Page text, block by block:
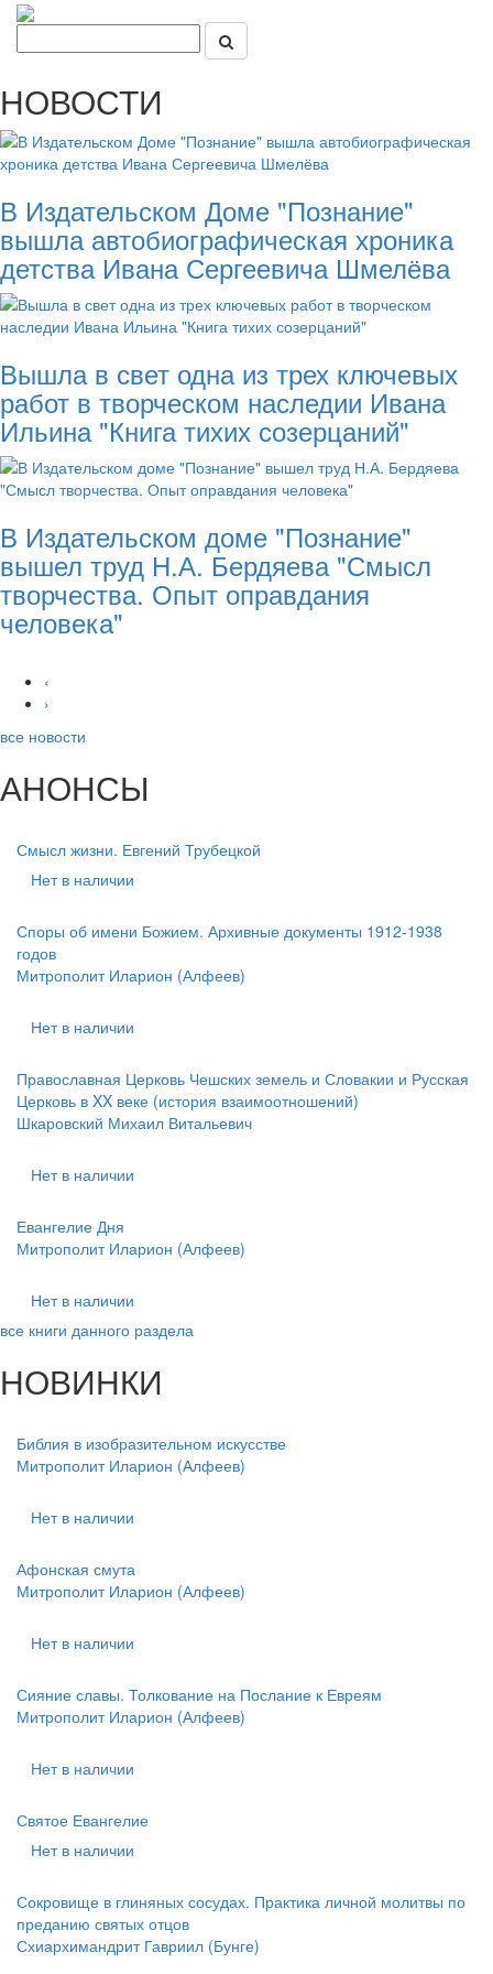
НОВОСТИ
В Издательском Доме "Познание"
вышла автобиографическая хроника
детства Ивана Сергеевича Шмелёва
Вышла в свет одна из трех ключевых
работ в творческом наследии Ивана
Ильина "Книга тихих созерцаний"
В Издательском доме "Познание"
вышел труд Н.А. Бердяева "Смысл
творчества. Опыт оправдания
человека"
‹
›
все новости
АНОНСЫ
Смысл жизни. Евгений Трубецкой
Нет в наличии
Споры об имени Божием. Архивные документы 1912-1938
годов
Митрополит Иларион (Алфеев)
Нет в наличии
Православная Церковь Чешских земель и Словакии и Русская
Церковь в XX веке (история взаимоотношений)
Шкаровский Михаил Витальевич
Нет в наличии
Евангелие Дня
Митрополит Иларион (Алфеев)
Нет в наличии
все книги данного раздела
НОВИНКИ
Библия в изобразительном искусстве
Митрополит Иларион (Алфеев)
Нет в наличии
Афонская смута
Митрополит Иларион (Алфеев)
Нет в наличии
Сияние славы. Толкование на Послание к Евреям
Митрополит Иларион (Алфеев)
Нет в наличии
Святое Евангелие
Нет в наличии
Сокровище в глиняных сосудах. Практика личной молитвы по
преданию святых отцов
Схиархимандрит Гавриил (Бунге)